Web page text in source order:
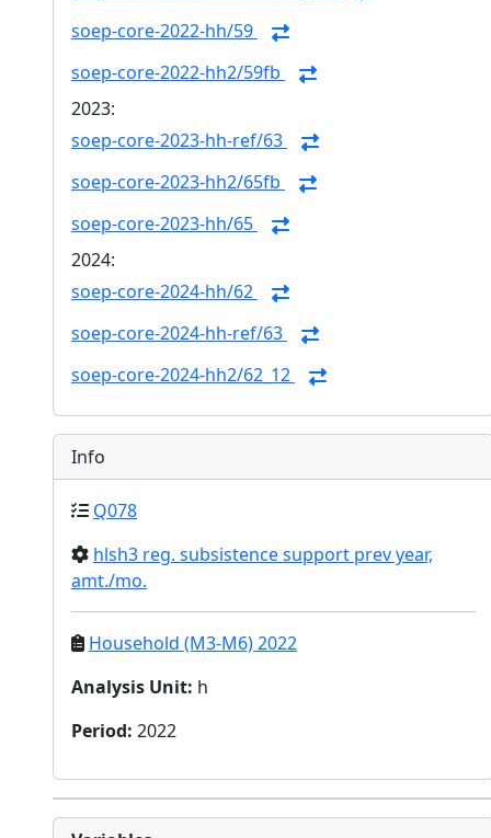
soep-core-2022-hh/59
soep-core-2022-hh2/59fb
2023:
soep-core-2023-hh-ref/63
soep-core-2023-hh2/65fb
soep-core-2023-hh/65
2024:
soep-core-2024-hh/62
soep-core-2024-hh-ref/63
soep-core-2024-hh2/62_12
Info
Q078
hlsh3 reg. subsistence support prev year,
amt./mo.
Household (M3-M6) 2022
Analysis Unit: h
Period: 2022